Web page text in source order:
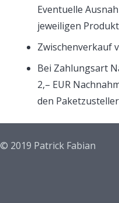
Eventuelle
jeweiligen
Zwischenverkauf
Bei Zahlungsart
2,– EUR
den
© 2019 Patrick Fabian